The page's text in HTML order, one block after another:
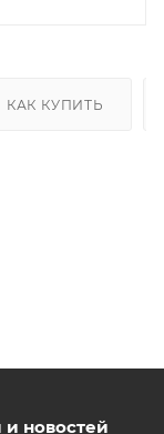
КАК КУПИТЬ
новостей